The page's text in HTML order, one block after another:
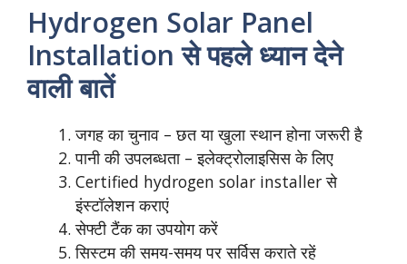
Hydrogen Solar Panel
Installation से पहले ध्यान देने
वाली बातें
जगह का चुनाव – छत या खुला स्थान होना जरूरी है
पानी की उपलब्धता – इलेक्ट्रोलाइसिस के लिए
Certified hydrogen solar installer से
इंस्टॉलेशन कराएं
सेफ्टी टैंक का उपयोग करें
सिस्टम की समय-समय पर सर्विस कराते रहें